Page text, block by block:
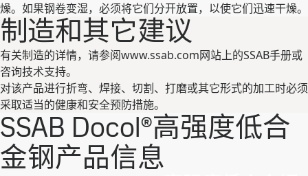
燥。如果钢卷变湿，必须将它们分开放置，以使它们迅速⼲燥。
制造和其它建议
有关制造的详情，请参阅www.ssab.com⽹站上的SSAB⼿册或
咨询技术⽀持。
对该产品进⾏折弯、焊接、切割、打磨或其它形式的加⼯时必须
采取适当的健康和安全预防措施。
SSAB Docol®高强度低合
金钢产品信息